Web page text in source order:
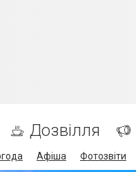
Дозвілля
Афіша Фотозвіти